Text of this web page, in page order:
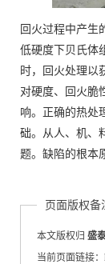
回火过程中产生
低硬度下贝氏体
时，回火处理以
对硬度、回火脆
响。正确的热处
础。从人、机、
题。缺陷的根本
页面版权备
本文版权归 盛
当前页面链接：